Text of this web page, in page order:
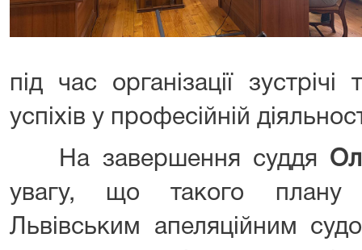
під час організації
успіхів у професійній
На завершення суддя
увагу, що такого плану
Львівським апеляційним